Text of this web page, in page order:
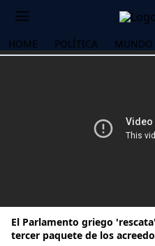
HOME POLÍTICA MUNDO
El Parlamento griego
tercer paquete de los